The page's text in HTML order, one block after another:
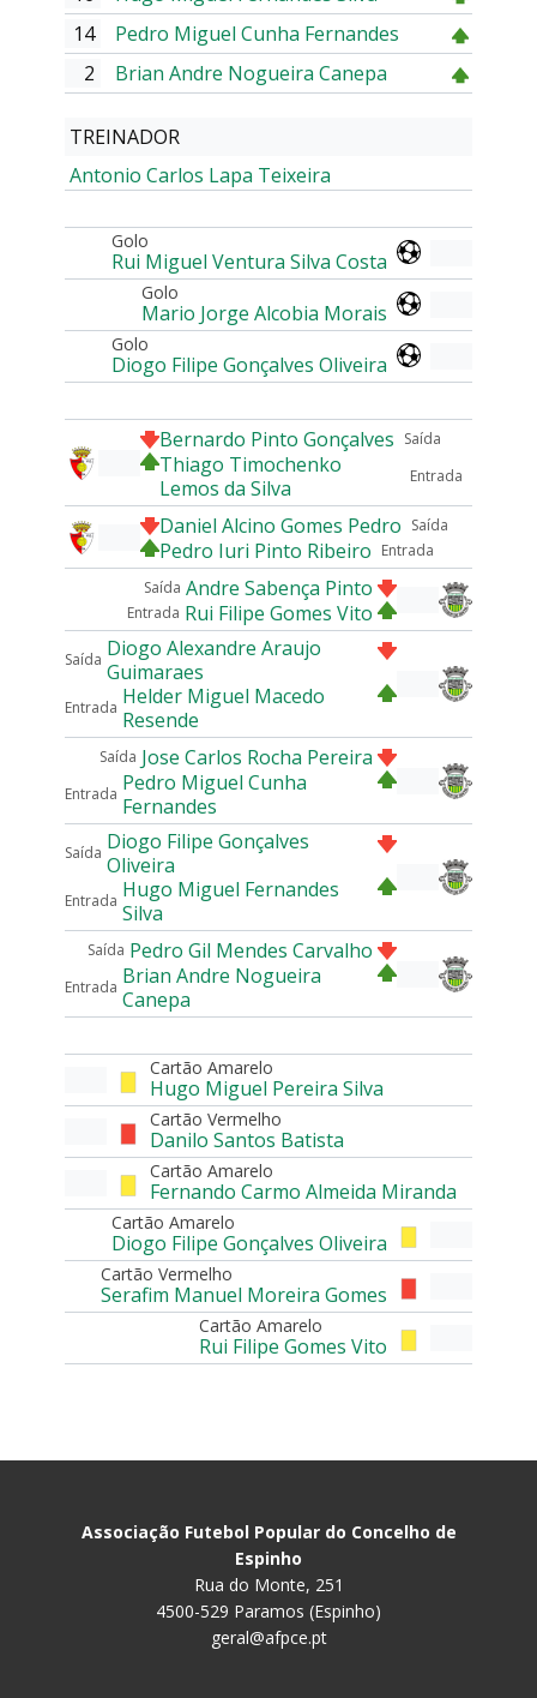
14
Pedro Miguel Cunha Fernandes
2
Brian Andre Nogueira Canepa
TREINADOR
Antonio Carlos Lapa Teixeira
Golo
Rui Miguel Ventura Silva Costa
Golo
Mario Jorge Alcobia Morais
Golo
Diogo Filipe Gonçalves Oliveira
Saída
Bernardo Pinto Gonçalves
Entrada
Thiago Timochenko
Lemos da Silva
Saída
Daniel Alcino Gomes Pedro
Entrada
Pedro Iuri Pinto Ribeiro
Saída Andre Sabença Pinto
Entrada Rui Filipe Gomes Vito
Saída Diogo Alexandre Araujo
Guimaraes
Entrada Helder Miguel Macedo
Resende
Saída Jose Carlos Rocha Pereira
Entrada Pedro Miguel Cunha
Fernandes
Saída Diogo Filipe Gonçalves
Oliveira
Entrada Hugo Miguel Fernandes
Silva
Saída Pedro Gil Mendes Carvalho
Entrada Brian Andre Nogueira
Canepa
Cartão Amarelo
Hugo Miguel Pereira Silva
Cartão Vermelho
Danilo Santos Batista
Cartão Amarelo
Fernando Carmo Almeida Miranda
Cartão Amarelo
Diogo Filipe Gonçalves Oliveira
Cartão Vermelho
Serafim Manuel Moreira Gomes
Cartão Amarelo
Rui Filipe Gomes Vito
Associação Futebol Popular do Concelho de
Espinho
Rua do Monte, 251
4500-529 Paramos (Espinho)
geral@afpce.pt